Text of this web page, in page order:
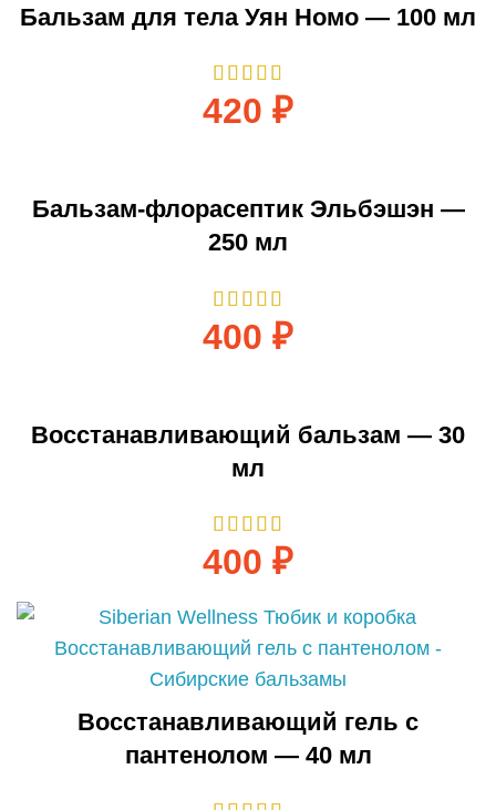
Бальзам для тела Уян Номо — 100 мл
420 ₽
Бальзам-флорасептик Эльбэшэн —
250 мл
400 ₽
Восстанавливающий бальзам — 30
мл
400 ₽
Восстанавливающий гель с
пантенолом — 40 мл